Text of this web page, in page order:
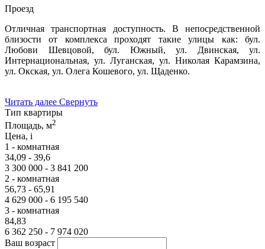
Проезд
Отличная транспортная доступность. В непосредственной
близости от комплекса проходят такие улицы как: бул.
Любови Шевцовой, бул. Южный, ул. Двинская, ул.
Интернациональная, ул. Луганская, ул. Николая Карамзина,
ул. Окская, ул. Олега Кошевого, ул. Щаденко.
Читать далее Свернуть
Тип квартиры
Площадь, м2
Цена, i
1 - комнатная
34,09 - 39,6
3 300 000 - 3 841 200
2 - комнатная
56,73 - 65,91
4 629 000 - 6 195 540
3 - комнатная
84,83
6 362 250 - 7 974 020
Ваш возраст